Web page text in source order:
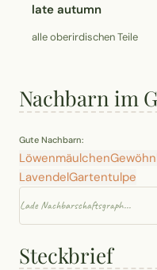
late autumn
alle oberirdischen Teile
Nachbarn im
Gute Nachbarn:
Löwenmäulchen
LavendelGartentulpe
Lade Nachbarschaftsgraph...
Steckbrief